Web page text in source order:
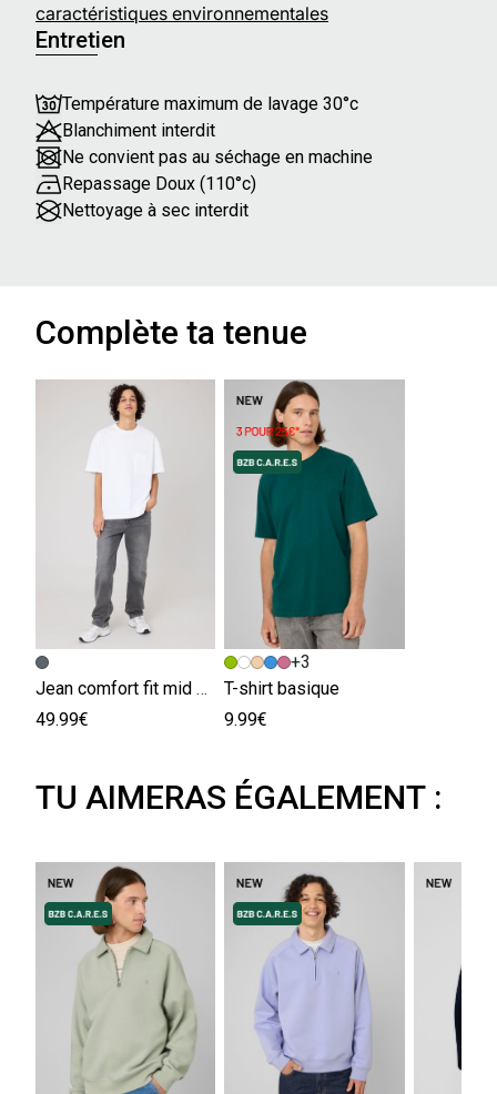
caractéristiques environnementales
Entretien
Température maximum de lavage 30°c
Blanchiment interdit
Ne convient pas au séchage en machine
Repassage Doux (110°c)
Nettoyage à sec interdit
Complète ta tenue
Jean comfort fit mid grey
49.99€
+3
T-shirt basique
9.99€
TU AIMERAS ÉGALEMENT :